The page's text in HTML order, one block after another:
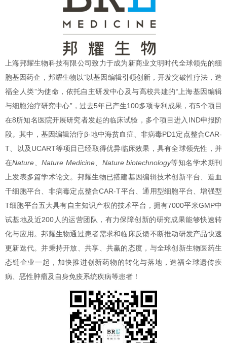
上海邦耀生物科技有限公司致力于成为新商业文明时代全球领先的细
胞基因药企，邦耀生物以“以基因编辑引领创新，开发突破性疗法，造
福全人类”为使命，依托自主研发中心及与高校共建的“上海基因编辑
与细胞治疗研究中心”，过去5年已产生100多项专利成果，有5个项目
在8所知名医院开展研究者发起的临床试验，多个项目进入IND申报阶
段。其中，基因编辑治疗β-地中海贫血症、非病毒PD1定点整合CAR-
T、以及UCART等项目已经取得优异临床效果，具有全球领先性，并
在Nature、Nature Medicine、Nature biotechnology等知名学术期刊
上发表多篇学术论文。邦耀生物已搭建基因编辑技术创新平台、造血
干细胞平台、非病毒定点整合CAR-T平台、通用型细胞平台、增强型
T细胞平台五大具有自主知识产权的技术平台，拥有7000平米GMP中
试基地及近200人的运营团队，有力保障创新的研究成果能够快速转
化与应用。邦耀生物通过患者需求和临床反馈不断推动研发产品快速
更新迭代。并秉持开放、共享、共赢的态度，与全球创新生物医药生
态链企业一起，加快推进创新药物的转化与落地，造福全球遗传疾
病、恶性肿瘤及自身免疫系统疾病等患者！